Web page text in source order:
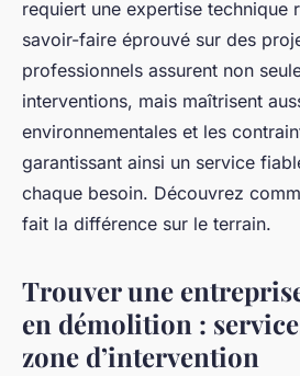
requiert une expertise technique
savoir-faire éprouvé sur des
professionnels assurent non
interventions, mais maîtrisent
environnementales et les
garantissant ainsi un service
chaque besoin. Découvrez
fait la différence sur le terrain.
Trouver une
en démolition :
zone d’intervention